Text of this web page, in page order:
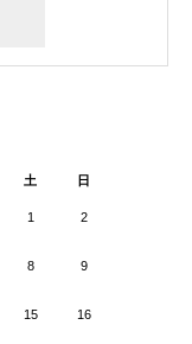
土 日
1 2
8 9
15 16